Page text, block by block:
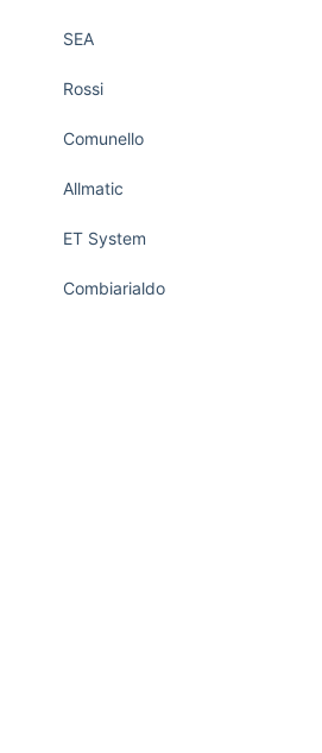
SEA
Rossi
Comunello
Allmatic
ET System
Combiarialdo